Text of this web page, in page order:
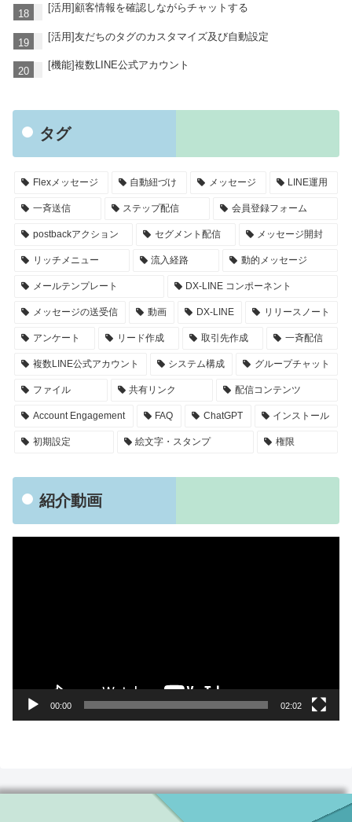
[活用]顧客情報を確認しながらチャットする
[活用]友だちのタグのカスタマイズ及び自動設定
[機能]複数LINE公式アカウント
タグ
Flexメッセージ 自動紐づけ メッセージ LINE運用
一斉送信 ステップ配信 会員登録フォーム
postbackアクション セグメント配信 メッセージ開封
リッチメニュー 流入経路 動的メッセージ
メールテンプレート DX-LINE コンポーネント
メッセージの送受信 動画 DX-LINE リリースノート
アンケート リード作成 取引先作成 一斉配信
複数LINE公式アカウント システム構成 グループチャット
ファイル 共有リンク 配信コンテンツ
Account Engagement FAQ ChatGPT インストール
初期設定 絵文字・スタンプ 権限
紹介動画
00:00 02:02